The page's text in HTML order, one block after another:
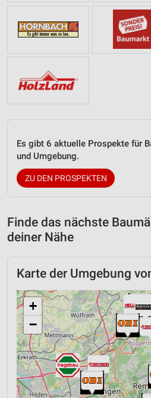
Es gibt 6 aktuelle Prospekte für
und Umgebung.
ZU DEN PROSPEKTEN
Finde das nächste
deiner Nähe
Karte der Umgebung
+
−